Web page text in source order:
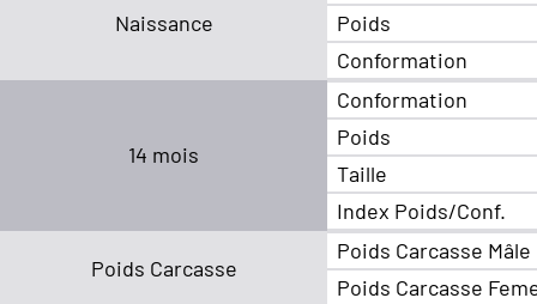
Naissance
Poids
Conformation
14 mois
Conformation
Poids
Taille
Index Poids/Conf.
Poids Carcasse
Poids Carcasse Mâle
Poids Carcasse